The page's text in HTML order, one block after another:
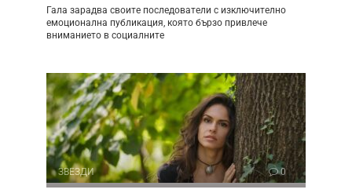
Гала зарадва своите последователи с изключително
емоционална публикация, която бързо привлече
вниманието в социалните
ЗВЕЗДИ 0